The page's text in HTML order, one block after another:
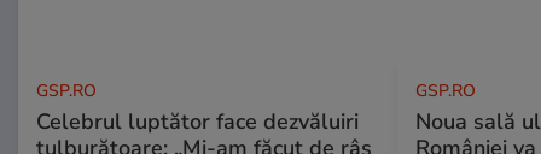
GSP.RO
Celebrul luptător face dezvăluiri
tulburătoare: „Mi-am făcut de râs
GSP.RO
Noua sală
României